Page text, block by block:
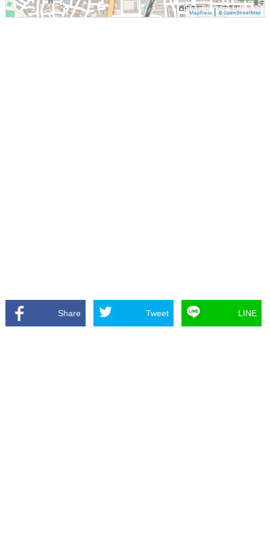
MapPress|© OpenStreetMap
Share Tweet LINE